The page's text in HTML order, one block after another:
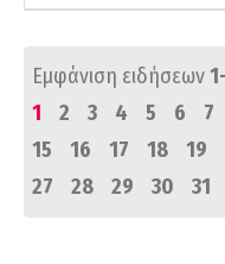
Εμφάνιση ειδήσεων
1
2 3 4 5 6 7
15
16 17 18 19
27
28 29 30 31